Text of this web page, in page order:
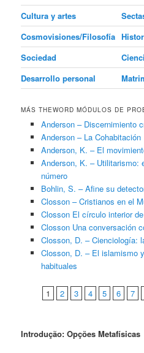
Cultura y artes
Cosmovisiones/Filosofía
Sociedad
Desarrollo personal
MÁS THEWORD MÓDULOS DE
Anderson – Discernimiento
Anderson – La Cohabitación
Anderson, K. – El
Anderson, K. – Utilitarismo:
número
Bohlin, S. – Afine su
Closson – Cristianos en el
Closson El círculo interior
Closson Una conversación
Closson, D. – Cienciología:
Closson, D. – El islamismo
habituales
1 2 3 4 5 6 7
Introdução: Opções Metafísicas